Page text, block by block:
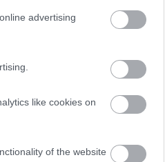
advertising
like cookies on
of the website
Disponibilità